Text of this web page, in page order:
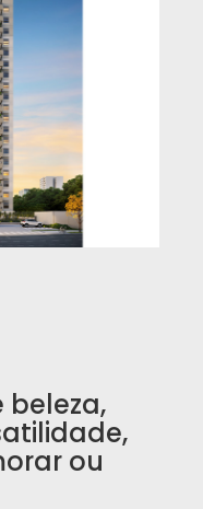
beleza,
ou